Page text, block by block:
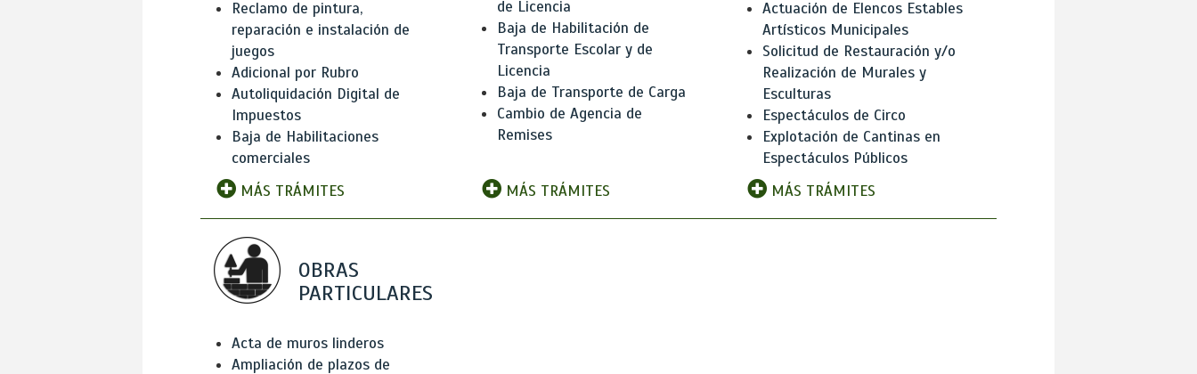
Reclamo de pintura,
reparación e instalación de
juegos
Adicional por Rubro
Autoliquidación Digital de
Impuestos
Baja de Habilitaciones
comerciales
MÁS TRÁMITES
de Licencia
Baja de Habilitación de
Transporte Escolar y de
Licencia
Baja de Transporte de Carga
Cambio de Agencia de
Remises
MÁS TRÁMITES
Actuación de Elencos Estables
Artísticos Municipales
Solicitud de Restauración y/o
Realización de Murales y
Esculturas
Espectáculos de Circo
Explotación de Cantinas en
Espectáculos Públicos
MÁS TRÁMITES
OBRAS
PARTICULARES
Acta de muros linderos
Ampliación de plazos de